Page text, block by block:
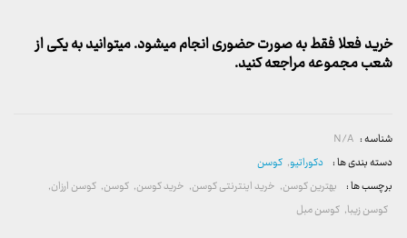
خرید فعلا فقط به صورت حضوری انجام میشود. میتوانید به یکی از
شعب مجموعه مراجعه کنید.
شناسه : N/A
دسته بندی ها : دکوراتیو, کوسن
برچسب ها : بهترین کوسن, خرید اینترنتی کوسن, خرید کوسن, کوسن, کوسن ارزان,
کوسن زیبا, کوسن مبل